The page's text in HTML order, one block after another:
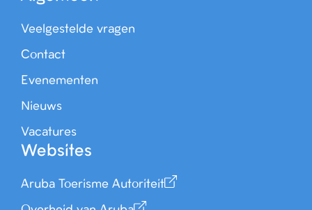
Veelgestelde vragen
Contact
Evenementen
Nieuws
Vacatures
Websites
Aruba Toerisme Autoriteit